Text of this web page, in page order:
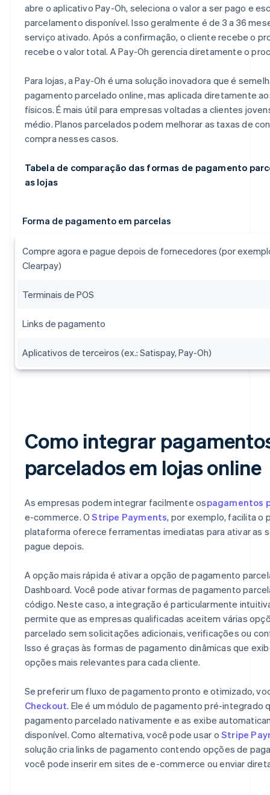
abre o aplicativo Pay-Oh, seleciona o valor a ser pago e
parcelamento disponível. Isso geralmente é de 3 a 36
serviço ativado. Após a confirmação, o cliente recebe o
recebe o valor total. A Pay-Oh gerencia diretamente o
Para lojas, a Pay-Oh é uma solução inovadora que é
pagamento parcelado online, mas aplicada diretamente
físicos. É mais útil para empresas voltadas a clientes
médio. Planos parcelados podem melhorar as taxas de
compra nesses casos.
Tabela de comparação das formas de pagamento
as lojas
Forma de pagamento em parcelas
Compre agora e pague depois de fornecedores (por
Clearpay)
Terminais de POS
Links de pagamento
Aplicativos de terceiros (ex.: Satispay, Pay-Oh)
Como integrar
parcelados em lojas online
As empresas podem integrar facilmente ospagamentos
e-commerce. OStripe Payments, por exemplo, facilita o
plataforma oferece ferramentas imediatas para ativar as
pague depois.
A opção mais rápida é ativar a opção de pagamento
Dashboard. Você pode ativar formas de pagamento
código. Neste caso, a integração é particularmente
permite que as empresas qualificadas aceitem várias
parcelado sem solicitações adicionais, verificações ou
Isso é graças às formas de pagamento dinâmicas que
opções mais relevantes para cada cliente.
Se preferir um fluxo de pagamento pronto e otimizado,
Checkout. Ele é um módulo de pagamento pré-integrado
pagamento parcelado nativamente e as exibe
disponível. Como alternativa, você pode usar o Stripe
solução cria links de pagamento contendo opções de
você pode inserir em sites de e-commerce ou enviar